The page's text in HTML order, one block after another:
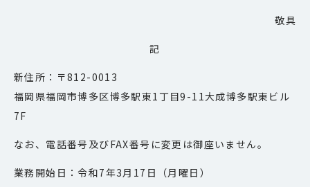
敬具
記
新住所：〒812-0013
福岡県福岡市博多区博多駅東1丁目9-11大成博多駅東ビル
7F
なお、電話番号及びFAX番号に変更は御座いません。
業務開始日：令和7年3月17日（月曜日）